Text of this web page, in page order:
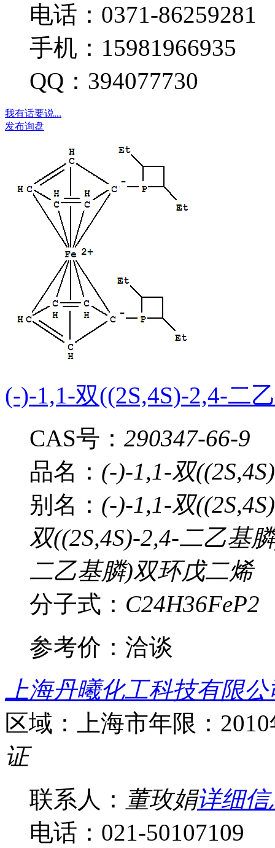
电话：0371-86259281
手机：15981966935
QQ：394077730
我有话要说...
发布询盘
(-)-1,1-双((2S,4S)-2,4-二
CAS号： 290347-66-9
品名： (-)-1,1-双
别名： (-)-1,1-双
双((2S,4S)-2,4-二乙基
二乙基膦)双环戊二烯
分子式： C24H36FeP2
参考价： 洽谈
上海丹曦化工科技有限公
区域：上海市年限：
证
联系人： 董玫娟详细信
电话：021-50107109